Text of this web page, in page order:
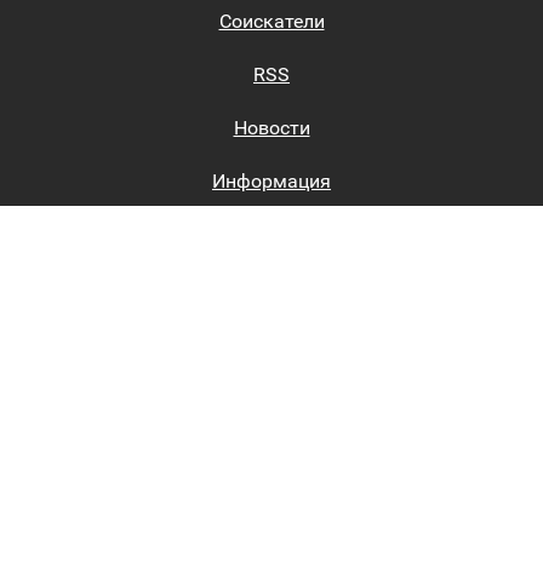
Соискатели
RSS
Новости
Информация